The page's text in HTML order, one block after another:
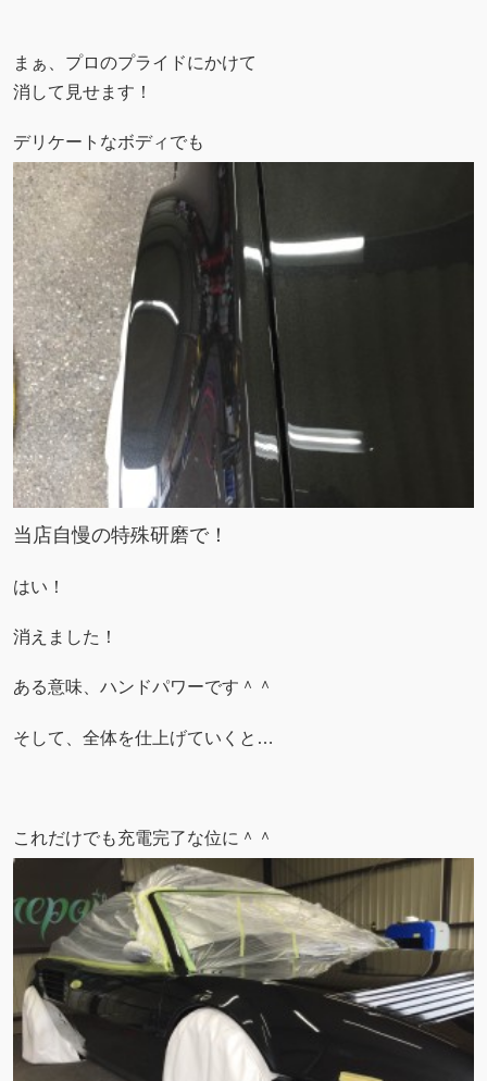
まぁ、プロのプライドにかけて
消して見せます！
デリケートなボディでも
当店自慢の特殊研磨で！
はい！
消えました！
ある意味、ハンドパワーです＾＾
そして、全体を仕上げていくと…
これだけでも充電完了な位に＾＾